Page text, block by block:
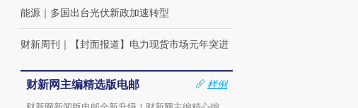
能源 ｜ 多国出台光伏新政加速转型
财新周刊 ｜ 【封面报道】电力现货市场元年突进
财新网主编精选版电邮
样例